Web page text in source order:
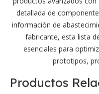
detallada de
información de
fabricante, esta lista
esenciales para
prototipos,
Productos